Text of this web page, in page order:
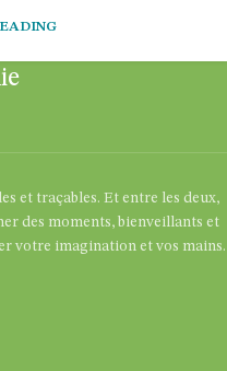
et traçables. Et entre les deux,
des moments, bienveillants et
votre imagination et vos mains.